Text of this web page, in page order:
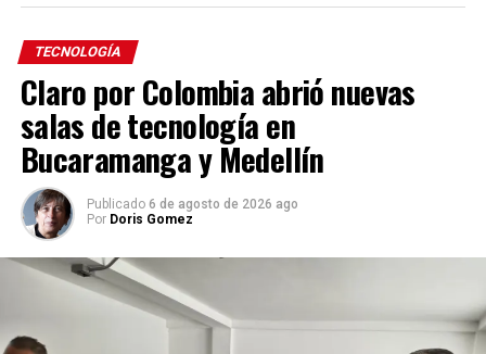
TECNOLOGÍA
Claro por Colombia abrió nuevas
salas de tecnología en
Bucaramanga y Medellín
Publicado 6 de agosto de 2026 ago
Por Doris Gomez